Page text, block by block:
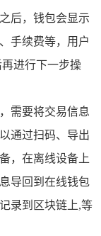
后，钱包会显示
手续费等，用户
进行下一步操
需要将交易信息
通过扫码、导出
，在离线设备上
导回到在线钱包
录到区块链上,等